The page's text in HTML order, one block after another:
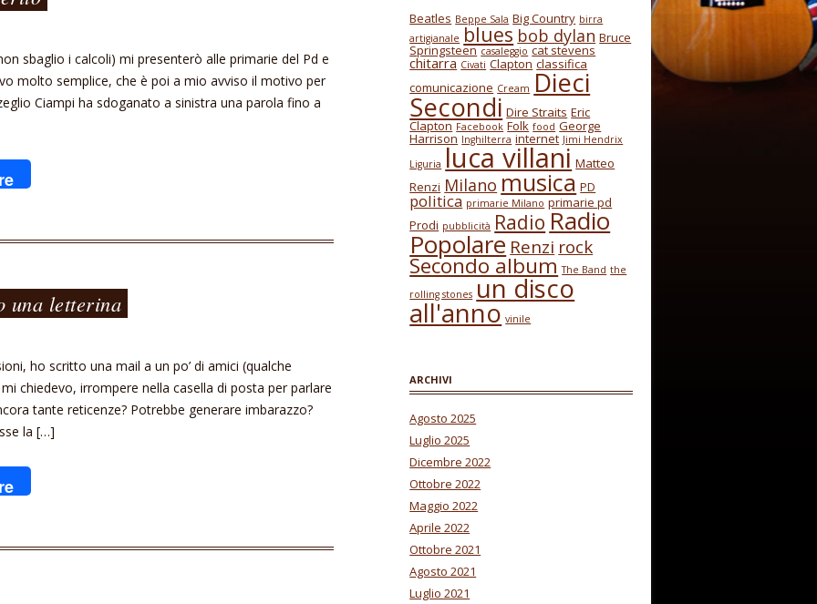
sbaglio i calcoli) mi presenterò alle primarie del Pd e
molto semplice, che è poi a mio avviso il motivo per
Ciampi ha sdoganato a sinistra una parola fino a
una letterina
ho scritto una mail a un po’ di amici (qualche
chiedevo, irrompere nella casella di posta per parlare
tante reticenze? Potrebbe generare imbarazzo?
la […]
Beatles Beppe Sala Big Country birra
artigianale blues bob dylan Bruce
Springsteen casaleggio cat stevens
chitarra Civati Clapton classifica
comunicazione Cream Dieci
Secondi Dire Straits Eric
Clapton Facebook Folk food George
Harrison Inghilterra internet Jimi Hendrix
Liguria luca villani Matteo
Renzi Milano musica PD
politica primarie Milano primarie pd
Prodi pubblicità RadioRadio
Popolare Renzi rock
Secondo album The Band the
rolling stones un disco
all'anno vinile
ARCHIVI
Agosto 2025
Luglio 2025
Dicembre 2022
Ottobre 2022
Maggio 2022
Aprile 2022
Ottobre 2021
Agosto 2021
Luglio 2021